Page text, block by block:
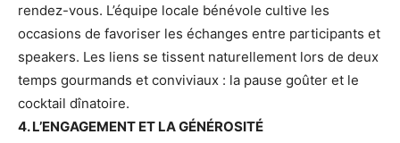
rendez-vous. L’équipe locale bénévole cultive les
occasions de favoriser les échanges entre participants et
speakers. Les liens se tissent naturellement lors de deux
temps gourmands et conviviaux : la pause goûter et le
cocktail dînatoire.
4. L’ENGAGEMENT ET LA GÉNÉROSITÉ